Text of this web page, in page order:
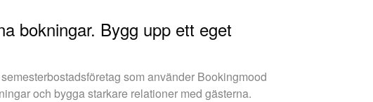
bokningar. Bygg upp ett eget
som använder Bookingmood
och bygga starkare relationer med gästerna.